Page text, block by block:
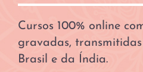
Cursos 100% online
gravadas,
Brasil e da Índia.